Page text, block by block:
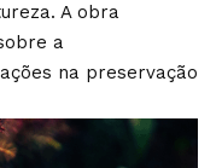
A obra
a
na preservação